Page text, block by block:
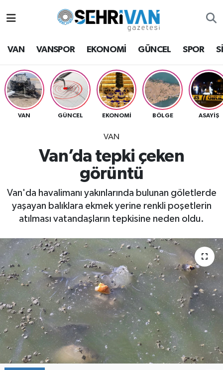
VAN VANSPOR EKONOMİ GÜNCEL SPOR
VAN GÜNCEL EKONOMİ BÖLGE ASAYİŞ
VAN
Van’da tepki çeken
görüntü
Van'da havalimanı yakınlarında bulunan göletlerde
yaşayan balıklara ekmek yerine renkli poşetlerin
atılması vatandaşların tepkisine neden oldu.
Van Hava Durumu
VAN Namaz Vakitleri
Van Trafik Yoğunluk Haritası
Süper Lig Puan Durumu ve Fikstür
Tüm Manşetler
Son Dakika Haberleri
Haber Arşivi